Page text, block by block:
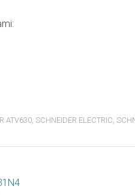
ATV630, SCHNEIDER ELECTRIC,